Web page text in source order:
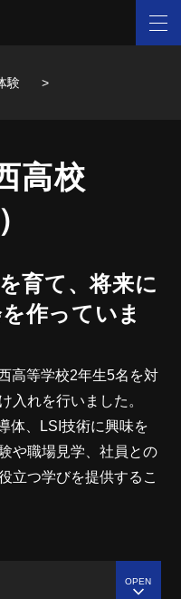
験
高校
育て、将来に
作っていま
高等学校2年生5名を対
入れを行いました。
体、LSI技術に興味を
や職場見学、社員との
立つ学びを提供するこ